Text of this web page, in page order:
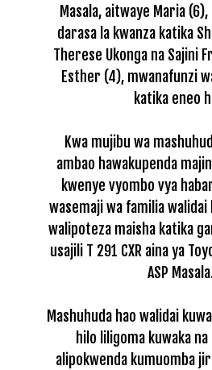
Masala, aitwaye Maria
darasa la kwanza katika
Therese Ukonga na Sajini
Esther (4), mwanafunzi
katika eneo
Kwa mujibu wa
ambao hawakupenda
kwenye vyombo vya
wasemaji wa familia
walipoteza maisha katika
usajili T 291 CXR aina ya
ASP
Mashuhuda hao walidai
hilo liligoma kuwaka na
alipokwenda kumuomba